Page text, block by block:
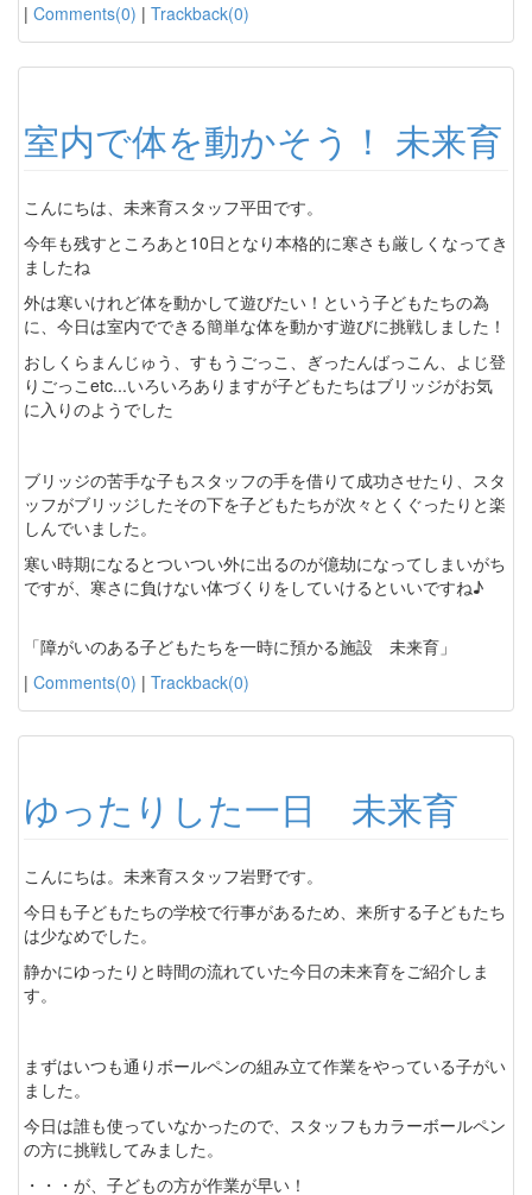
| Comments(0) | Trackback(0)
室内で体を動かそう！ 未来育
こんにちは、未来育スタッフ平田です。
今年も残すところあと10日となり本格的に寒さも厳しくなってき
ましたね
外は寒いけれど体を動かして遊びたい！という子どもたちの為
に、今日は室内でできる簡単な体を動かす遊びに挑戦しました！
おしくらまんじゅう、すもうごっこ、ぎったんばっこん、よじ登
りごっこetc...いろいろありますが子どもたちはブリッジがお気
に入りのようでした
ブリッジの苦手な子もスタッフの手を借りて成功させたり、スタ
ッフがブリッジしたその下を子どもたちが次々とくぐったりと楽
しんでいました。
寒い時期になるとついつい外に出るのが億劫になってしまいがち
ですが、寒さに負けない体づくりをしていけるといいですね♪
「障がいのある子どもたちを一時に預かる施設 未来育」
| Comments(0) | Trackback(0)
ゆったりした一日 未来育
こんにちは。未来育スタッフ岩野です。
今日も子どもたちの学校で行事があるため、来所する子どもたち
は少なめでした。
静かにゆったりと時間の流れていた今日の未来育をご紹介しま
す。
まずはいつも通りボールペンの組み立て作業をやっている子がい
ました。
今日は誰も使っていなかったので、スタッフもカラーボールペン
の方に挑戦してみました。
・・・が、子どもの方が作業が早い！